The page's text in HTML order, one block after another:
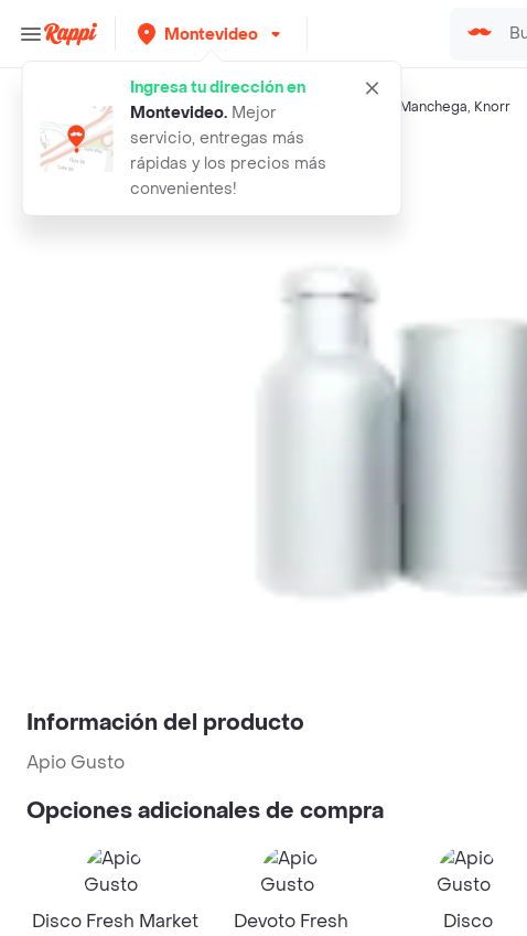
Montevideo
Ingresa tu dirección en
Montevideo. Mejor
servicio, entregas más
rápidas y los precios más
convenientes!
Búsquedas relacionadas:Verduras,Ti, La Manchega, Knorr
Rappi apio gusto
Información del producto
Apio Gusto
Opciones adicionales de compra
Disco Fresh Market
Devoto Fresh
Disco